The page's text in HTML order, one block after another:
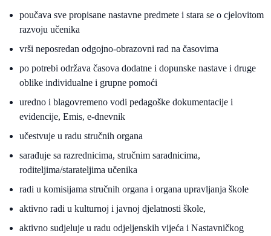
poučava sve propisane nastavne predmete i stara se o cjelovitom
razvoju učenika
vrši neposredan odgojno-obrazovni rad na časovima
po potrebi održava časova dodatne i dopunske nastave i druge
oblike individualne i grupne pomoći
uredno i blagovremeno vodi pedagoške dokumentacije i
evidencije, Emis, e-dnevnik
učestvuje u radu stručnih organa
sarađuje sa razrednicima, stručnim saradnicima,
roditeljima/starateljima učenika
radi u komisijama stručnih organa i organa upravljanja škole
aktivno radi u kulturnoj i javnoj djelatnosti škole,
aktivno sudjeluje u radu odjeljenskih vijeća i Nastavničkog